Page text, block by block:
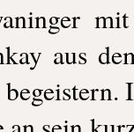
aus